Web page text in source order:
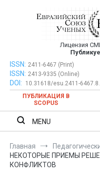
публикация
Лицензия
Евразийский Союз
ISSN: 2411-6467 (Print)
ISSN: 2413-9335 (Online)
DOI:
10.31618/esu.2411-
ПУБЛИКАЦИЯ В
SCOPUS
MENU
Главная
НЕКОТОРЫЕ ПРИЕМЫ
КОНФЛИКТОВ